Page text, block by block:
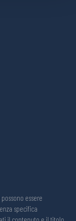
essere
specifica